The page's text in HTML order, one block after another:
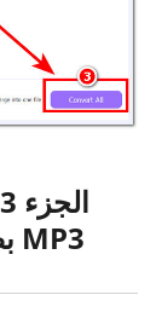
حفظ ملف Audacity بصيغة MP3